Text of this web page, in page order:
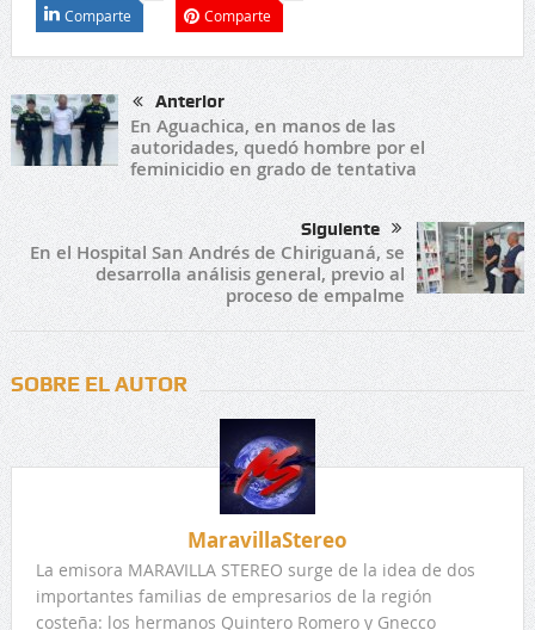
Comparte Comparte
Anterior
En Aguachica, en manos de las
autoridades, quedó hombre por el
feminicidio en grado de tentativa
Siguiente
En el Hospital San Andrés de Chiriguaná, se
desarrolla análisis general, previo al
proceso de empalme
SOBRE EL AUTOR
MaravillaStereo
La emisora MARAVILLA STEREO surge de la idea de dos
importantes familias de empresarios de la región
costeña: los hermanos Quintero Romero y Gnecco